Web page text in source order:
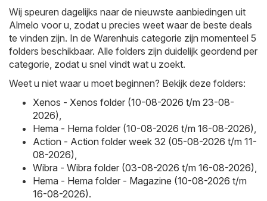
Wij speuren dagelijks naar de nieuwste aanbiedingen uit
Almelo voor u, zodat u precies weet waar de beste deals
te vinden zijn. In de Warenhuis categorie zijn momenteel 5
folders beschikbaar. Alle folders zijn duidelijk geordend per
categorie, zodat u snel vindt wat u zoekt.
Weet u niet waar u moet beginnen? Bekijk deze folders:
Xenos - Xenos folder (10-08-2026 t/m 23-08-
2026),
Hema - Hema folder (10-08-2026 t/m 16-08-2026),
Action - Action folder week 32 (05-08-2026 t/m 11-
08-2026),
Wibra - Wibra folder (03-08-2026 t/m 16-08-2026),
Hema - Hema folder - Magazine (10-08-2026 t/m
16-08-2026).